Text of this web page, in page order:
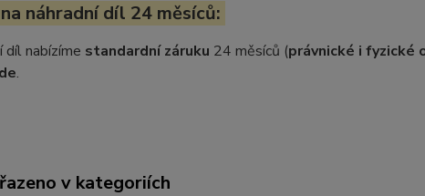
náhradní díl 24 měsíců:
díl nabízíme standardní záruku 24 měsíců (právnické i fyzické
.
v kategoriích